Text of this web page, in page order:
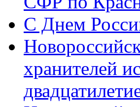
C Днем
хранителей